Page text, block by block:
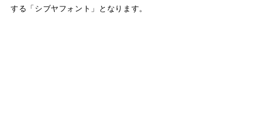
する「シブヤフォント」となります。